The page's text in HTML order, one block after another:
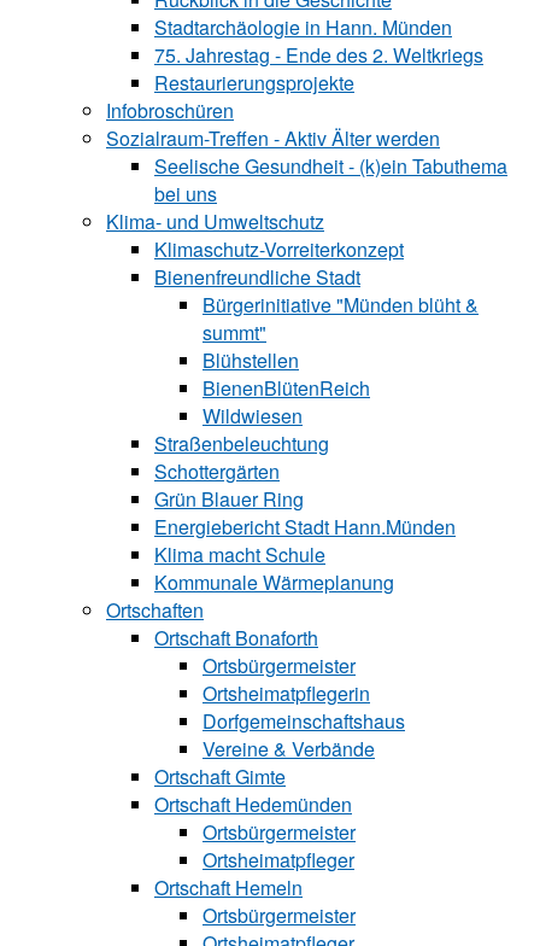
Stadtarchäologie in Hann. Münden
75. Jahrestag - Ende des 2. Weltkriegs
Restaurierungsprojekte
Infobroschüren
Sozialraum-Treffen - Aktiv Älter werden
Seelische Gesundheit - (k)ein Tabuthema
bei uns
Klima- und Umweltschutz
Klimaschutz-Vorreiterkonzept
Bienenfreundliche Stadt
Bürgerinitiative "Münden blüht &
summt"
Blühstellen
BienenBlütenReich
Wildwiesen
Straßenbeleuchtung
Schottergärten
Grün Blauer Ring
Energiebericht Stadt Hann.Münden
Klima macht Schule
Kommunale Wärmeplanung
Ortschaften
Ortschaft Bonaforth
Ortsbürgermeister
Ortsheimatpflegerin
Dorfgemeinschaftshaus
Vereine & Verbände
Ortschaft Gimte
Ortschaft Hedemünden
Ortsbürgermeister
Ortsheimatpfleger
Ortschaft Hemeln
Ortsbürgermeister